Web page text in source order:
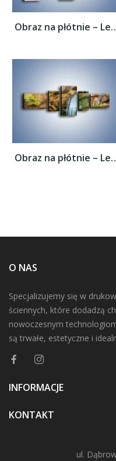
Obraz na
Obraz na
O NAS
Specjalizujemy się w
ściennych, które dodadzą
nowoczesnym
są trwałe, estetyczne i
INFORMACJE
KONTAKT
ul.